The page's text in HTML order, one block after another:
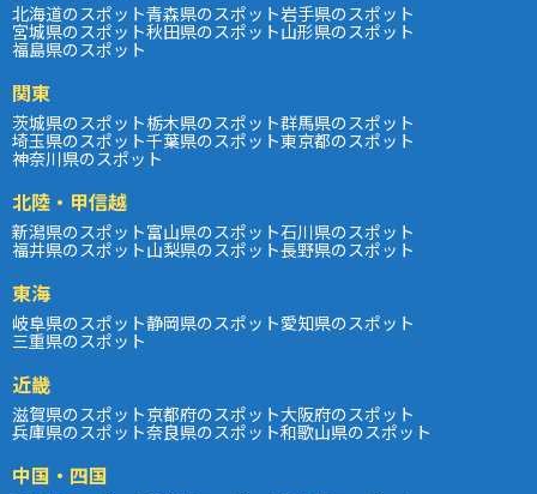
北海道のスポット青森県のスポット岩手県のスポット
宮城県のスポット秋田県のスポット山形県のスポット
福島県のスポット
関東
茨城県のスポット栃木県のスポット群馬県のスポット
埼玉県のスポット千葉県のスポット東京都のスポット
神奈川県のスポット
北陸・甲信越
新潟県のスポット富山県のスポット石川県のスポット
福井県のスポット山梨県のスポット長野県のスポット
東海
岐阜県のスポット静岡県のスポット愛知県のスポット
三重県のスポット
近畿
滋賀県のスポット京都府のスポット大阪府のスポット
兵庫県のスポット奈良県のスポット和歌山県のスポット
中国・四国